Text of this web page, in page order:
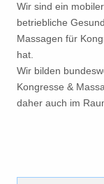
Wir sind ein
betriebliche
Massagen für
hat.
Wir bilden
Kongresse &
daher auch im